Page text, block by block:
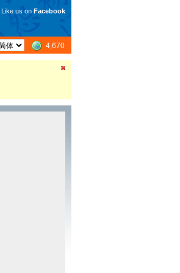
Like us on Facebook
4,670